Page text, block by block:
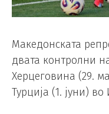
Македонската
двата контролни
Херцеговина (29.
Турција (1. јуни) во